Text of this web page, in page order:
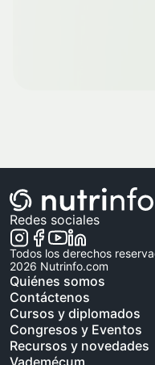
Redes sociales
Todos los derechos
2026 Nutrinfo.com
Quiénes somos
Contáctenos
Cursos y diplomados
Congresos y Eventos
Recursos y novedades
Vademécum